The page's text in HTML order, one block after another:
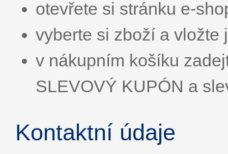
otevřete si stránku e-
vyberte si zboží a vložte
v nákupním košíku
SLEVOVÝ KUPÓN a
Kontaktní údaje